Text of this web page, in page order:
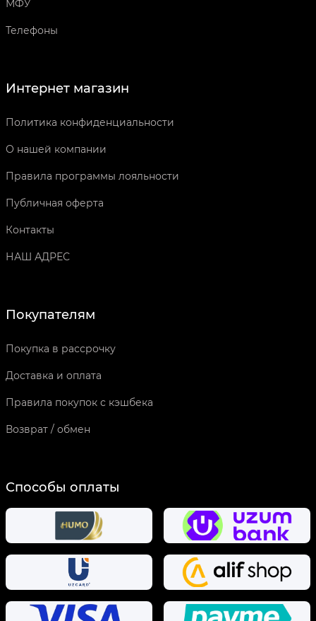
МФУ
Телефоны
Интернет магазин
Политика конфиденциальности
О нашей компании
Правила программы лояльности
Публичная оферта
Контакты
НАШ АДРЕС
Покупателям
Покупка в рассрочку
Доставка и оплата
Правила покупок с кэшбека
Возврат / обмен
Способы оплаты